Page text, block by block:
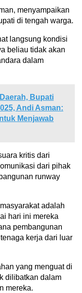
menyampaikan
di tengah warga.
langsung kondisi
beliau tidak akan
dalam
Bupati
Andi Asman:
Menjawab
kritis dari
dari pihak
runway
adalah
hari ini mereka
pembangunan
kerja dari luar
yang menguat di
dilibatkan dalam
mereka.